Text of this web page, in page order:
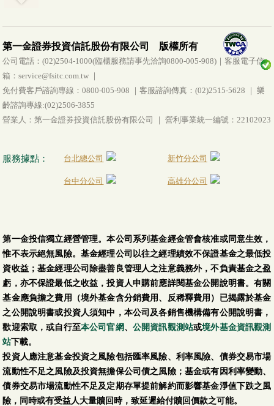
第一金證券投資信託股份有限公司 版權所有
公司電話：(02)2504-1000(臨櫃服務請事先洽詢0800-005-908)｜客服電子信
箱：service@fsitc.com.tw ｜
免付費客戶諮詢專線：0800-005-908 ｜客服諮詢傳真：(02)2515-5628 ｜ 樂
齡諮詢專線:(02)2506-3855
營業人：第一金證券投資信託股份有限公司 ｜ 營利事業統一編號：22102023
服務據點： 台北總公司 新竹分公司
台中分公司 高雄分公司
第一金投信獨立經營管理。本公司系列基金經金管會核准或同意生效，
惟不表示絕無風險。基金經理公司以往之經理績效不保證基金之最低投
資收益；基金經理公司除盡善良管理人之注意義務外，不負責基金之盈
虧，亦不保證最低之收益，投資人申購前應詳閱基金公開說明書。有關
基金應負擔之費用（境外基金含分銷費用、反稀釋費用）已揭露於基金
之公開說明書或投資人須知中，本公司及各銷售機構備有公開說明書，
歡迎索取，或自行至本公司官網、 公開資訊觀測站或境外基金資訊觀測
站下載。
投資人應注意基金投資之風險包括匯率風險、利率風險、債券交易市場
流動性不足之風險及投資無擔保公司債之風險；基金或有因利率變動、
債券交易市場流動性不足及定期存單提前解約而影響基金淨值下跌之風
險，同時或有受益人大量贖回時，致延遲給付贖回價款之可能。